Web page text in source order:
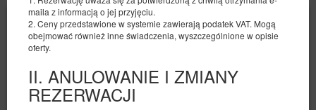
maila z informacją o jej przyjęciu.
2. Ceny przedstawione w systemie zawierają podatek VAT. Mogą
obejmować również inne świadczenia, wyszczególnione w opisie
oferty.
II. ANULOWANIE I ZMIANY
REZERWACJI